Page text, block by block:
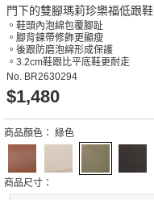
門下的雙腳瑪莉珍樂福低跟鞋
。鞋頭內泡綿包覆腳趾
。腳背鍊帶修飾更顯瘦
。後跟防磨泡綿形成保護
。3.2cm鞋跟比平底鞋更耐走
No. BR2630294
$1,480
商品顏色： 綠色
商品尺寸：